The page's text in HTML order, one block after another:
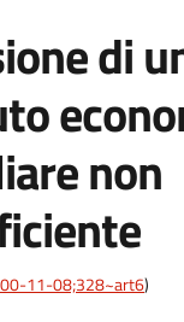
di
non
11-08;328~art6)